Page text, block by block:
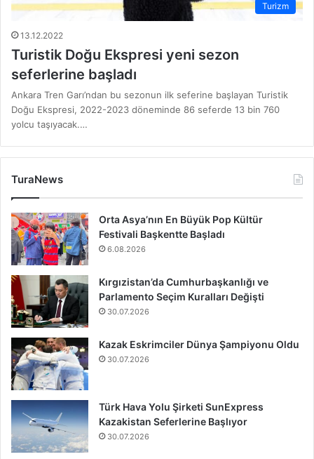
Turizm
13.12.2022
Turistik Doğu Ekspresi yeni sezon
seferlerine başladı
Ankara Tren Garı’ndan bu sezonun ilk seferine başlayan Turistik
Doğu Ekspresi, 2022-2023 döneminde 86 seferde 13 bin 760
yolcu taşıyacak.…
TuraNews
Orta Asya’nın En Büyük Pop Kültür
Festivali Başkentte Başladı
6.08.2026
Kırgızistan’da Cumhurbaşkanlığı ve
Parlamento Seçim Kuralları Değişti
30.07.2026
Kazak Eskrimciler Dünya Şampiyonu Oldu
30.07.2026
Türk Hava Yolu Şirketi SunExpress
Kazakistan Seferlerine Başlıyor
30.07.2026